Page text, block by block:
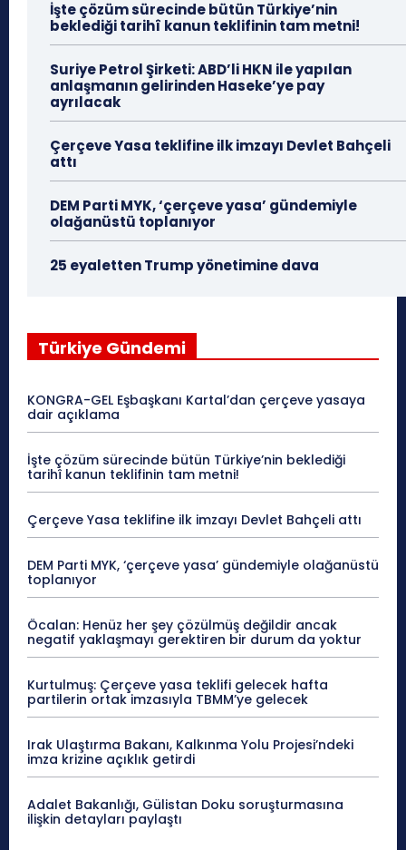
İşte çözüm sürecinde bütün Türkiye’nin
beklediği tarihî kanun teklifinin tam metni!
Suriye Petrol Şirketi: ABD’li HKN ile yapılan
anlaşmanın gelirinden Haseke’ye pay
ayrılacak
Çerçeve Yasa teklifine ilk imzayı Devlet Bahçeli
attı
DEM Parti MYK, ‘çerçeve yasa’ gündemiyle
olağanüstü toplanıyor
25 eyaletten Trump yönetimine dava
Türkiye Gündemi
KONGRA-GEL Eşbaşkanı Kartal’dan çerçeve yasaya
dair açıklama
İşte çözüm sürecinde bütün Türkiye’nin beklediği
tarihî kanun teklifinin tam metni!
Çerçeve Yasa teklifine ilk imzayı Devlet Bahçeli attı
DEM Parti MYK, ‘çerçeve yasa’ gündemiyle olağanüstü
toplanıyor
Öcalan: Henüz her şey çözülmüş değildir ancak
negatif yaklaşmayı gerektiren bir durum da yoktur
Kurtulmuş: Çerçeve yasa teklifi gelecek hafta
partilerin ortak imzasıyla TBMM’ye gelecek
Irak Ulaştırma Bakanı, Kalkınma Yolu Projesi’ndeki
imza krizine açıklık getirdi
Adalet Bakanlığı, Gülistan Doku soruşturmasına
ilişkin detayları paylaştı